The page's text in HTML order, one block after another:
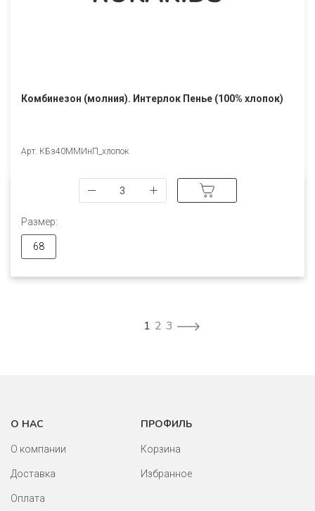
Комбинезон (молния). Интерлок Пенье (100% хлопок)
Арт. КБз40ММИнП_хлопок
Размер:
68
1 2 3
О НАС
О компании
Доставка
Оплата
ПРОФИЛЬ
Корзина
Избранное